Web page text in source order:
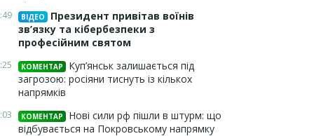
ВІДЕО
Президент привітав воїнів
зв’язку та кібербезпеки з
професійним святом
КОМЕНТАР
Куп’янськ залишається під
загрозою: росіяни тиснуть із кількох
напрямків
КОМЕНТАР
Нові сили рф пішли в штурм: що
відбувається на Покровському напрямку